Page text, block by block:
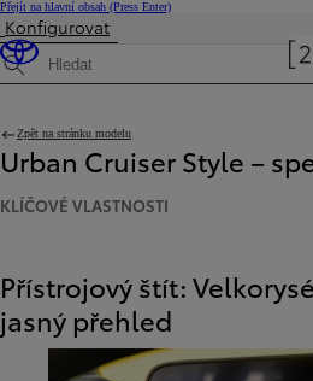
Přejít na hlavní obsah (Press Enter)
Byla aktualizována cena Cena vaší konfigurace činí 859 000 Kč
Konfigurovat
Hledat specifikace
Zpět na stránku modelu
Urban Cruiser Style –
KLÍČOVÉ VLASTNOSTI
Přístrojový štít:
jasný přehled